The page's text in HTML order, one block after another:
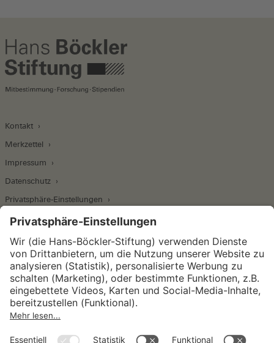
Kontakt
Merkzettel
Impressum
Datenschutz
Privatsphäre-Einstellungen
Wirtschafts- und Sozialwissenschaftliches Institut
Institut für Makroökonomie und
Konjunkturforschung